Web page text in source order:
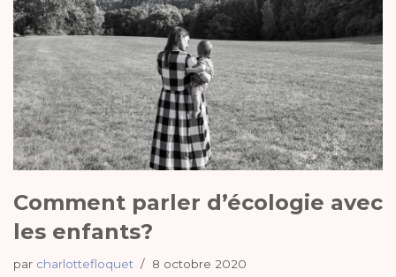
Comment parler d’écologie avec
les enfants?
par charlottefloquet 8 octobre 2020